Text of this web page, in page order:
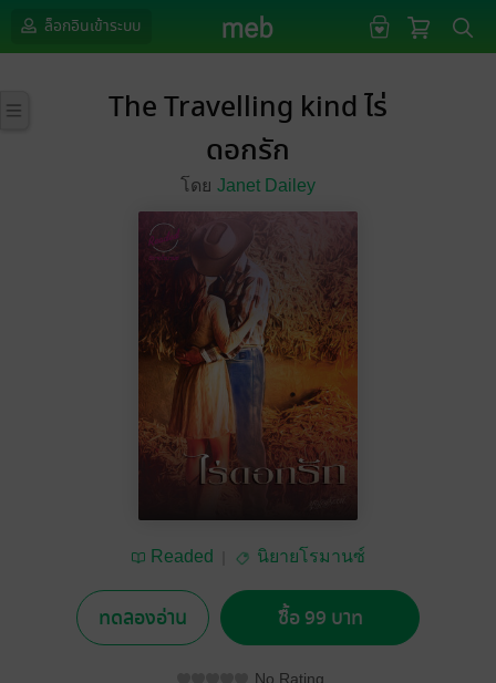
ล็อกอินเข้าระบบ
The Travelling kind ไร่
ดอกรัก
โดย Janet Dailey
Readed นิยายโรมานซ์
ทดลองอ่าน ซื้อ 99 บาท
No Rating